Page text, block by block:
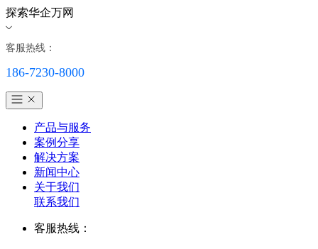
探索华企万网
客服热线：
186-7230-8000
产品与服务
案例分享
解决方案
新闻中心
关于我们
联系我们
客服热线：